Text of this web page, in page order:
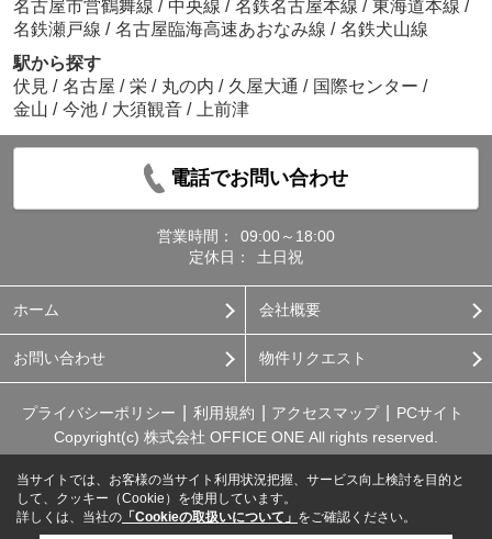
名古屋市営鶴舞線 / 中央線 / 名鉄名古屋本線 / 東海道本線 /
名鉄瀬戸線 / 名古屋臨海高速あおなみ線 / 名鉄犬山線
駅から探す
伏見 / 名古屋 / 栄 / 丸の内 / 久屋大通 / 国際センター /
金山 / 今池 / 大須観音 / 上前津
電話でお問い合わせ
営業時間：
09:00～18:00
定休日：
土日祝
ホーム 会社概要
お問い合わせ 物件リクエスト
プライバシーポリシー 利用規約 アクセスマップ
PCサイト
Copyright(c) 株式会社 OFFICE ONE All rights reserved.
当サイトでは、お客様の当サイト利用状況把握、サービス向上検討を目的と
して、クッキー（Cookie）を使用しています。
詳しくは、当社の 「Cookieの取扱いについて」 をご確認ください。